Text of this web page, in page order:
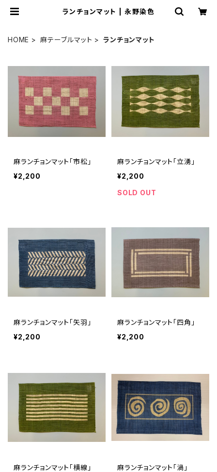
ランチョンマット | 永野染色
HOME 麻テーブルマット ランチョンマット
麻ランチョンマット「市松」
¥2,200
麻ランチョンマット「立湧」
¥2,200
SOLD OUT
麻ランチョンマット「矢羽」
¥2,200
麻ランチョンマット「四角」
¥2,200
麻ランチョンマット「横線」
麻ランチョンマット「渦」